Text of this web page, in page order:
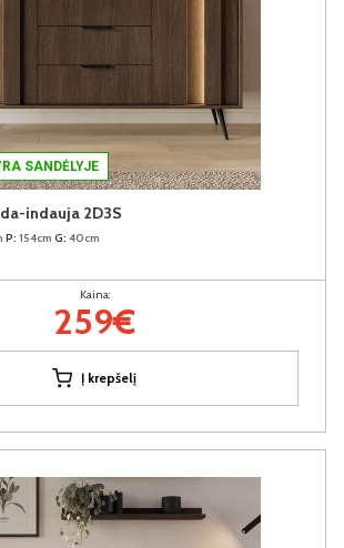
SANDĖLYJE
indauja 2D3S
P: 154cm G: 40cm
Kaina:
259€
Į krepšelį